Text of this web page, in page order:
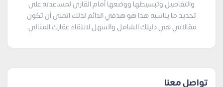
والتفاصيل وتبسيطها ووضعها أمام القارئ لمساعدته على
تحديد ما يناسبه هذا هو هدفي الدائم لذلك اتمنى أن تكون
مقالاتي هي دليلك الشامل والسهل لانتقاء عقارك المثالي.
تواصل معنا